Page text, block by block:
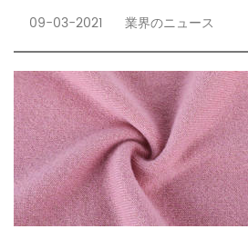
09-03-2021 業界のニュース